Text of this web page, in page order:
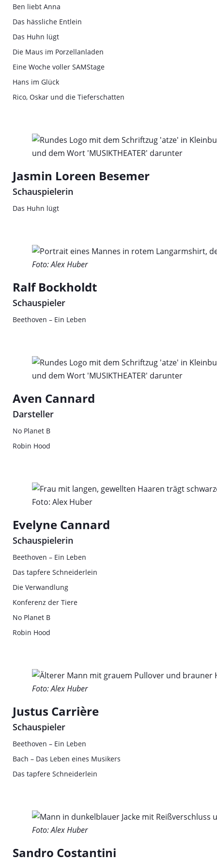
Ben liebt Anna
Das hässliche Entlein
Das Huhn lügt
Die Maus im Porzellanladen
Eine Woche voller SAMStage
Hans im Glück
Rico, Oskar und die Tieferschatten
Jasmin Loreen Besemer
Schauspielerin
Das Huhn lügt
Foto: Alex Huber
Ralf Bockholdt
Schauspieler
Beethoven – Ein Leben
Aven Cannard
Darsteller
No Planet B
Robin Hood
Foto: Alex Huber
Evelyne Cannard
Schauspielerin
Beethoven – Ein Leben
Das tapfere Schneiderlein
Die Verwandlung
Konferenz der Tiere
No Planet B
Robin Hood
Foto: Alex Huber
Justus Carrière
Schauspieler
Beethoven – Ein Leben
Bach – Das Leben eines Musikers
Das tapfere Schneiderlein
Foto: Alex Huber
Sandro Costantini